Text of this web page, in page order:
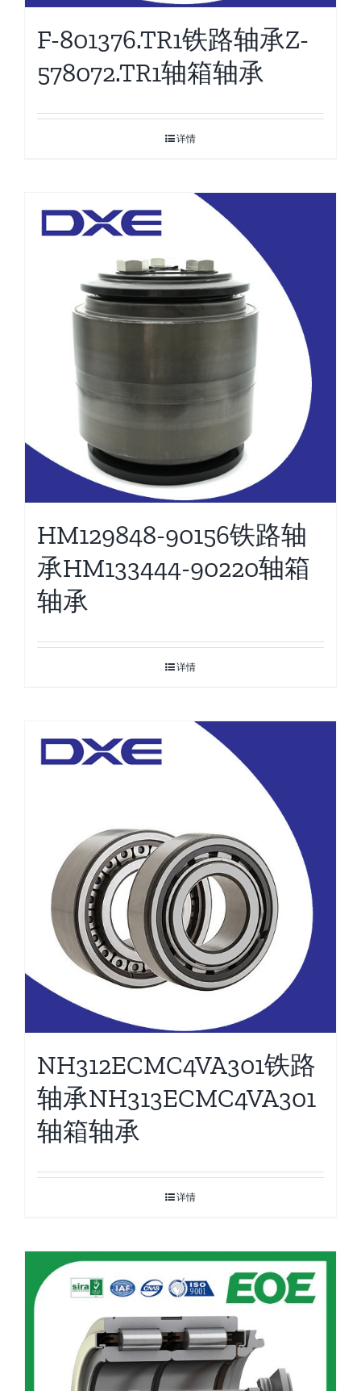
F-801376.TR1铁路轴承Z-
578072.TR1轴箱轴承
详情
HM129848-90156铁路轴
承HM133444-90220轴箱
轴承
详情
NH312ECMC4VA301铁路
轴承NH313ECMC4VA301
轴箱轴承
详情